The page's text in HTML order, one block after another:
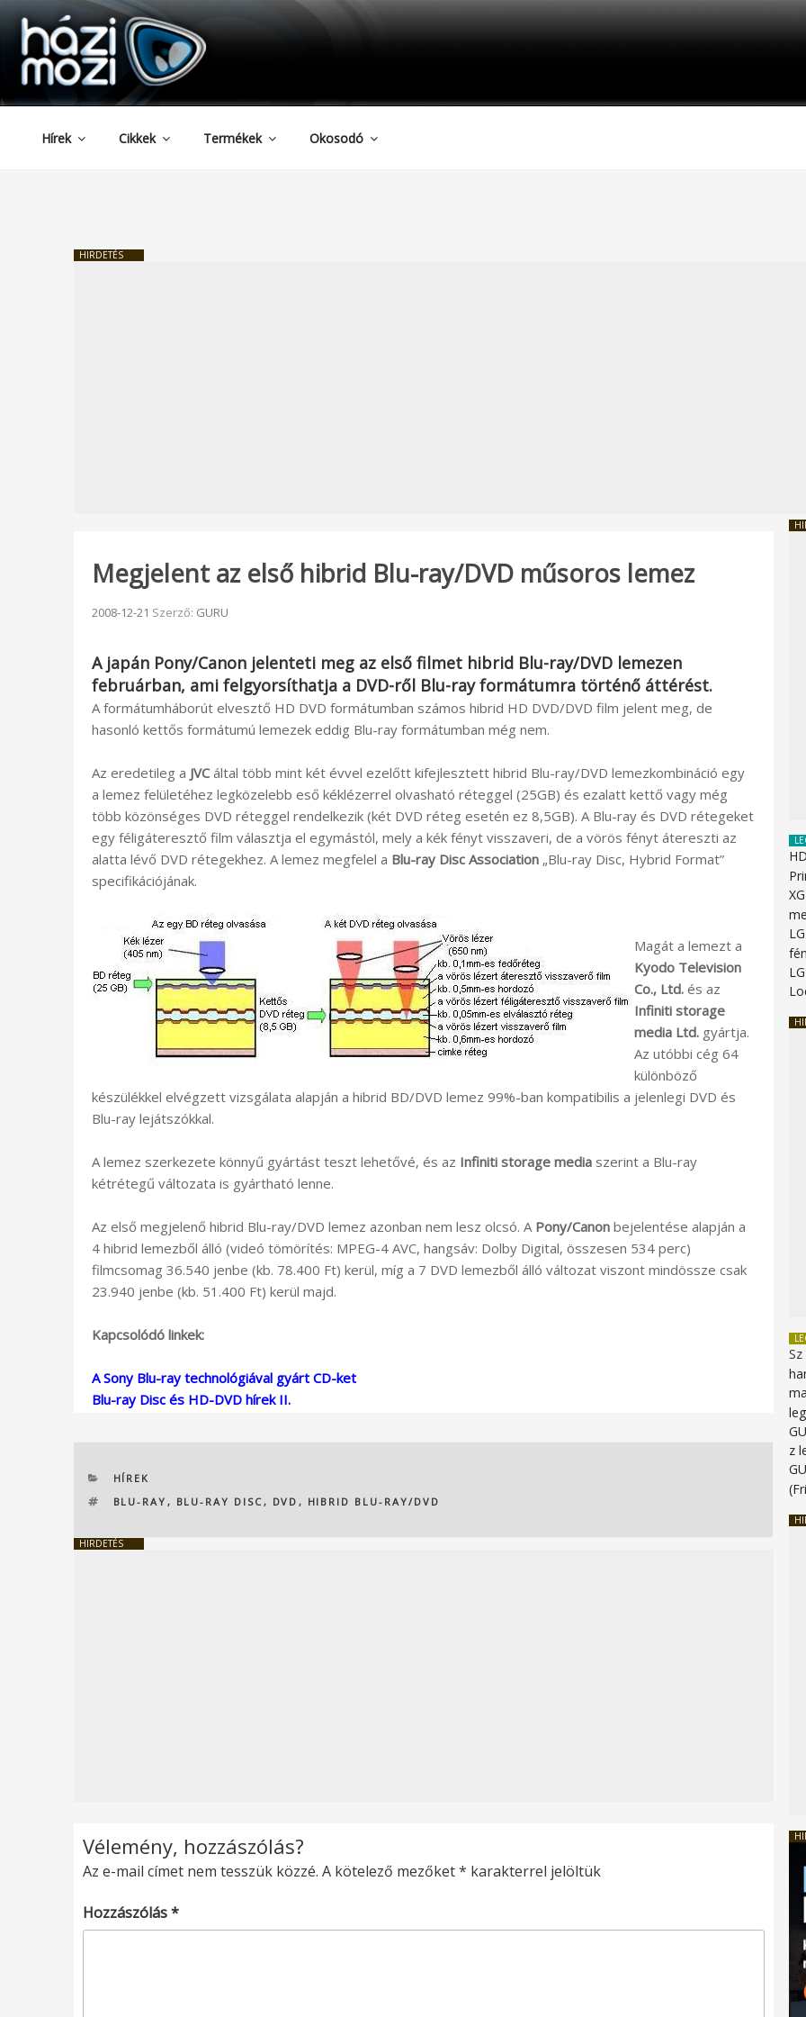
Tartalomhoz
HAZIMOZI
Hírek Cikkek Termékek Okosodó
HIRDETÉS
Megjelent az első hibrid Blu-ray/DVD műsoros lemez
Beküldve:
2008-12-21 Szerző: GURU
A japán Pony/Canon jelenteti meg az első filmet hibrid Blu-ray/DVD lemezen
februárban, ami felgyorsíthatja a DVD-ről Blu-ray formátumra történő áttérést.
A formátumháborút elvesztő HD DVD formátumban számos hibrid HD DVD/DVD film jelent meg, de
hasonló kettős formátumú lemezek eddig Blu-ray formátumban még nem.
Az eredetileg a JVCáltal több mint két évvel ezelőtt kifejlesztett hibrid Blu-ray/DVD lemezkombináció egy
a lemez felületéhez legközelebb eső kéklézerrel olvasható réteggel (25GB) és ezalatt kettő vagy még
több közönséges DVD réteggel rendelkezik (két DVD réteg esetén ez 8,5GB). A Blu-ray és DVD rétegeket
egy féligáteresztő film választja el egymástól, mely a kék fényt visszaveri, de a vörös fényt átereszti az
alatta lévő DVD rétegekhez. A lemez megfelel a Blu-ray Disc Association „Blu-ray Disc, Hybrid Format”
specifikációjának.
Magát a lemezt a
Kyodo Television
Co., Ltd. és az
Infiniti storage
media Ltd. gyártja.
Az utóbbi cég 64
különböző
készülékkel elvégzett vizsgálata alapján a hibrid BD/DVD lemez 99%-ban kompatibilis a jelenlegi DVD és
Blu-ray lejátszókkal.
A lemez szerkezete könnyű gyártást teszt lehetővé, és az Infiniti storage media szerint a Blu-ray
kétrétegű változata is gyártható lenne.
Az első megjelenő hibrid Blu-ray/DVD lemez azonban nem lesz olcsó. A Pony/Canon bejelentése alapján a
4 hibrid lemezből álló (videó tömörítés: MPEG-4 AVC, hangsáv: Dolby Digital, összesen 534 perc)
filmcsomag 36.540 jenbe (kb. 78.400 Ft) kerül, míg a 7 DVD lemezből álló változat viszont mindössze csak
23.940 jenbe (kb. 51.400 Ft) kerül majd.
Kapcsolódó linkek:
A Sony Blu-ray technológiával gyárt CD-ket
Blu-ray Disc és HD-DVD hírek II.
KATEGÓRIÁK
HÍREK
CÍMKÉK
BLU-RAY , BLU-RAY DISC , DVD , HIBRID BLU-RAY/DVD
HIRDETÉS
Vélemény, hozzászólás?
Az e-mail címet nem tesszük közzé. A kötelező mezőket* karakterrel jelöltük
Hozzászólás*
z